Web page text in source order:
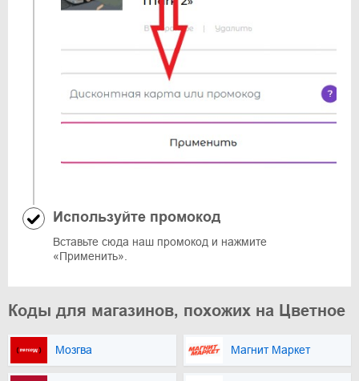
Используйте промокод
Вставьте сюда наш промокод и нажмите
«Применить».
Коды для магазинов, похожих на Цветное
Мозгва Магнит Маркет